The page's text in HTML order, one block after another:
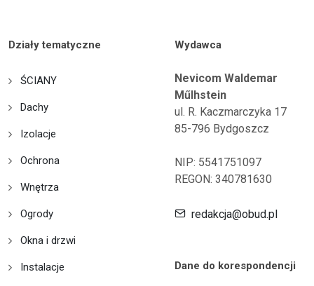
Działy tematyczne
ŚCIANY
Dachy
Izolacje
Ochrona
Wnętrza
Ogrody
Okna i drzwi
Instalacje
Wydawca
Nevicom Waldemar
Műlhstein
ul. R. Kaczmarczyka 17
85-796 Bydgoszcz
NIP: 5541751097
REGON: 340781630
redakcja@obud.pl
Dane do korespondencji